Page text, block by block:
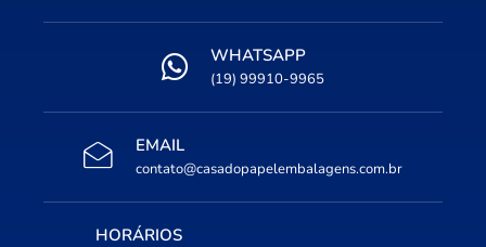
WHATSAPP
(19) 99910-9965
EMAIL
contato@casadopapelembalagens.com.br
HORÁRIOS